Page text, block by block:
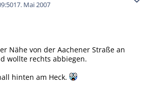
17. Mai 2007
Nähe von der Aachener Straße an
wollte rechts abbiegen.
hinten am Heck.